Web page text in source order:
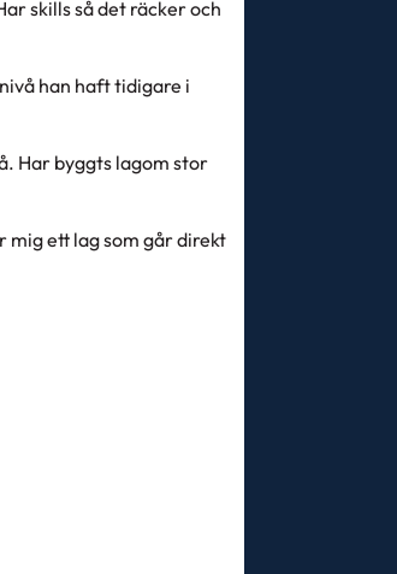
skills så det räcker och
han haft tidigare i
Har byggts lagom stor
mig ett lag som går direkt